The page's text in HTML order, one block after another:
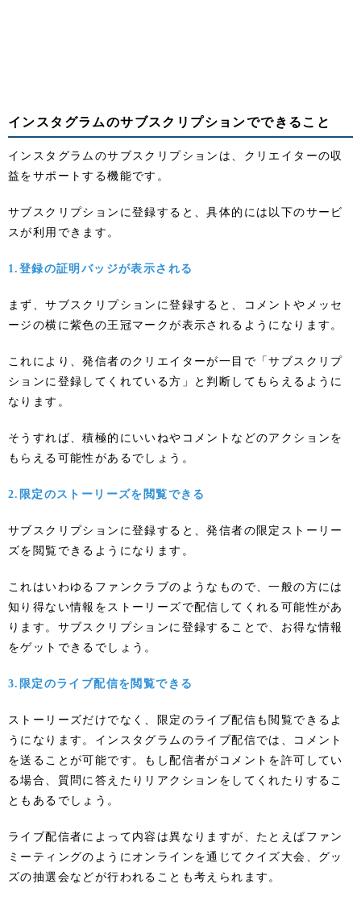
インスタグラムのサブスクリプションでできること
インスタグラムのサブスクリプションは、クリエイターの収
益をサポートする機能です。
サブスクリプションに登録すると、具体的には以下のサービ
スが利用できます。
1.登録の証明バッジが表示される
まず、サブスクリプションに登録すると、コメントやメッセ
ージの横に紫色の王冠マークが表示されるようになります。
これにより、発信者のクリエイターが一目で「サブスクリプ
ションに登録してくれている方」と判断してもらえるように
なります。
そうすれば、積極的にいいねやコメントなどのアクションを
もらえる可能性があるでしょう。
2.限定のストーリーズを閲覧できる
サブスクリプションに登録すると、発信者の限定ストーリー
ズを閲覧できるようになります。
これはいわゆるファンクラブのようなもので、一般の方には
知り得ない情報をストーリーズで配信してくれる可能性があ
ります。サブスクリプションに登録することで、お得な情報
をゲットできるでしょう。
3.限定のライブ配信を閲覧できる
ストーリーズだけでなく、限定のライブ配信も閲覧できるよ
うになります。インスタグラムのライブ配信では、コメント
を送ることが可能です。もし配信者がコメントを許可してい
る場合、質問に答えたりリアクションをしてくれたりするこ
ともあるでしょう。
ライブ配信者によって内容は異なりますが、たとえばファン
ミーティングのようにオンラインを通じてクイズ大会、グッ
ズの抽選会などが行われることも考えられます。